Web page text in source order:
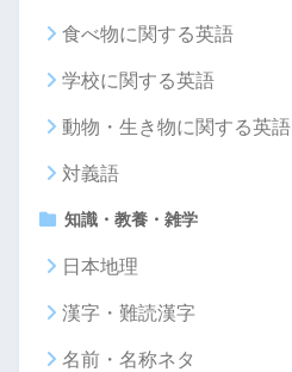
食べ物に関する英語
学校に関する英語
動物・生き物に関する英語
対義語
知識・教養・雑学
日本地理
漢字・難読漢字
名前・名称ネタ